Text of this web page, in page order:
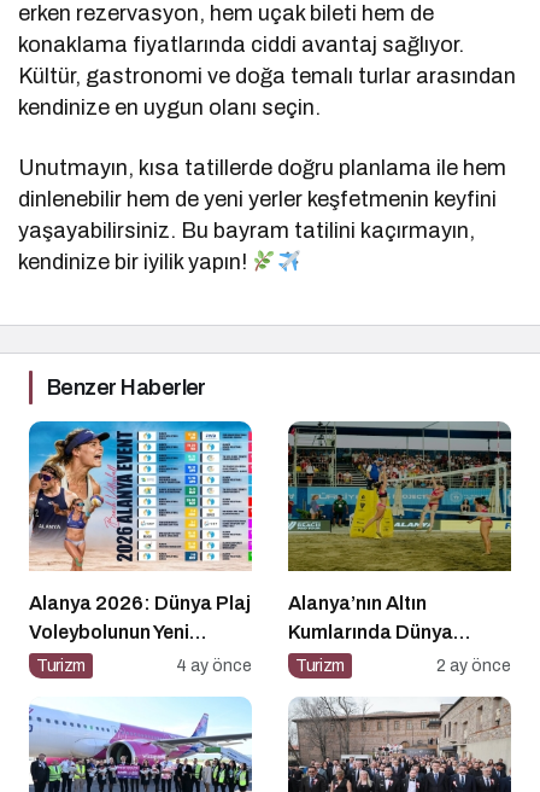
erken rezervasyon, hem uçak bileti hem de
konaklama fiyatlarında ciddi avantaj sağlıyor.
Kültür, gastronomi ve doğa temalı turlar arasından
kendinize en uygun olanı seçin.
Unutmayın, kısa tatillerde doğru planlama ile hem
dinlenebilir hem de yeni yerler keşfetmenin keyfini
yaşayabilirsiniz. Bu bayram tatilini kaçırmayın,
kendinize bir iyilik yapın!
Benzer Haberler
Alanya 2026: Dünya Plaj
Voleybolunun Yeni
Başkenti İlan Ediliyor!
Turizm 4 ay önce
Alanya’nın Altın
Kumlarında Dünya
Sahnesi
Turizm 2 ay önce